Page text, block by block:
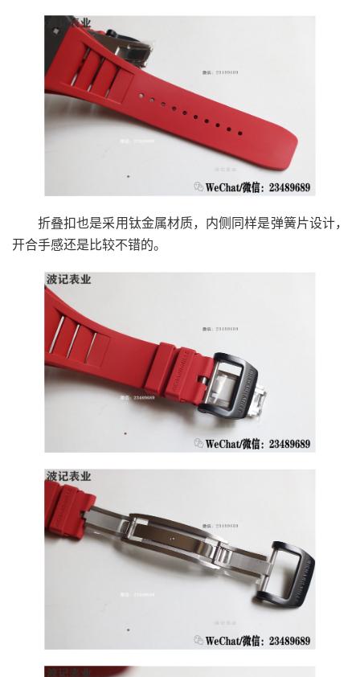
折叠扣也是采用钛金属材质，内侧同样是弹簧片设计，
开合手感还是比较不错的。